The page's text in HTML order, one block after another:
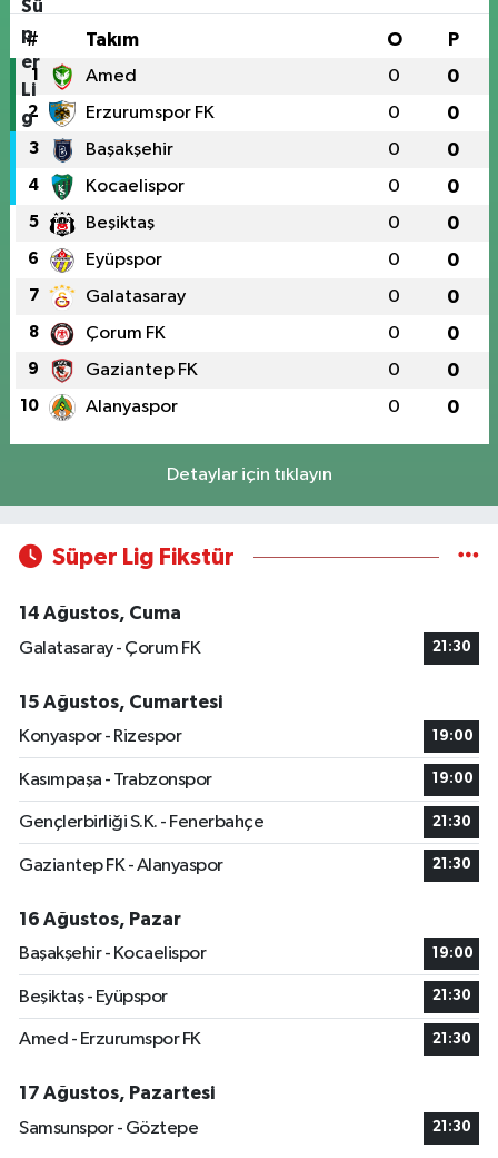
# Takım O P
1 Amed 0 0
2 Erzurumspor FK 0 0
3 Başakşehir 0 0
4 Kocaelispor 0 0
5 Beşiktaş 0 0
6 Eyüpspor 0 0
7 Galatasaray 0 0
8 Çorum FK 0 0
9 Gaziantep FK 0 0
10 Alanyaspor 0 0
Detaylar için tıklayın
Süper Lig Fikstür
14 Ağustos, Cuma
Galatasaray - Çorum FK
21:30
15 Ağustos, Cumartesi
Konyaspor - Rizespor
19:00
Kasımpaşa - Trabzonspor 19:00
Gençlerbirliği S.K. - Fenerbahçe 21:30
Gaziantep FK - Alanyaspor 21:30
16 Ağustos, Pazar
Başakşehir - Kocaelispor
19:00
Beşiktaş - Eyüpspor 21:30
Amed - Erzurumspor FK 21:30
17 Ağustos, Pazartesi
Samsunspor - Göztepe
21:30